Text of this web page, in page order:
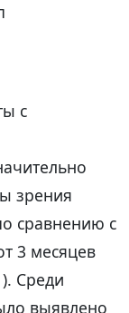
с
зрения
сравнению с
3 месяцев
Среди
выявлено